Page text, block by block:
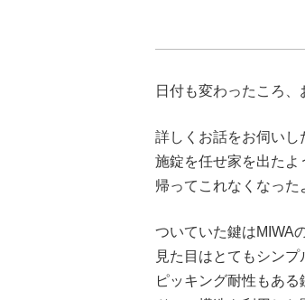
日付も変わったころ、
詳しくお話をお伺いし
施錠を任せ家を出たよ
帰ってこれなくなった
ついていた鍵はMIWA
見た目はとてもシンプ
ピッキング耐性もある